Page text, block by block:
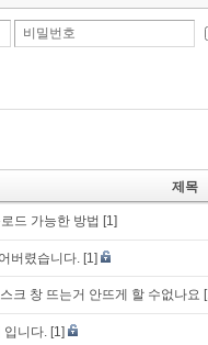
비밀번호
제목
드 가능한 방법 [1]
버렸습니다. [1]
크 창 뜨는거 안뜨게 할 수없나요
입니다. [1]